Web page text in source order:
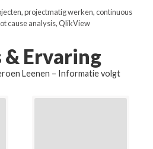
projectmatig werken, continuous
cause analysis, QlikView
& Ervaring
Leenen – Informatie volgt